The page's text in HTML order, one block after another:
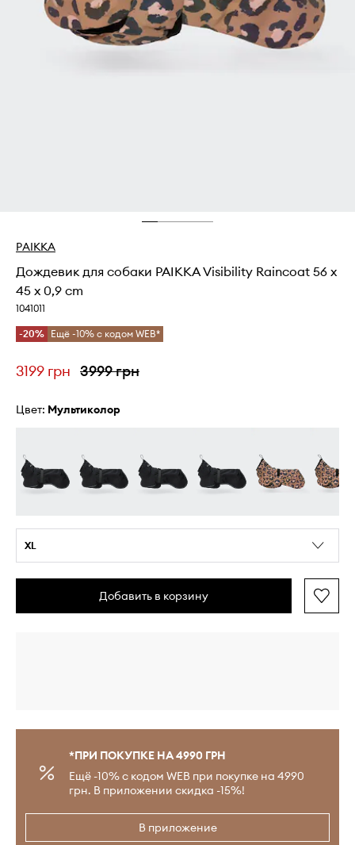
PAIKKA
Дождевик для собаки PAIKKA Visibility Raincoat 56 x
45 x 0,9 cm
1041011
-20% Ещё -10% с кодом WEB*
3199 грн 3999 грн
Цвет: мультиколор
XL
Добавить в корзину
*ПРИ ПОКУПКЕ НА 4990 ГРН
Ещё -10% с кодом WEB при покупке на 4990
грн. В приложении скидка -15%!
В приложение